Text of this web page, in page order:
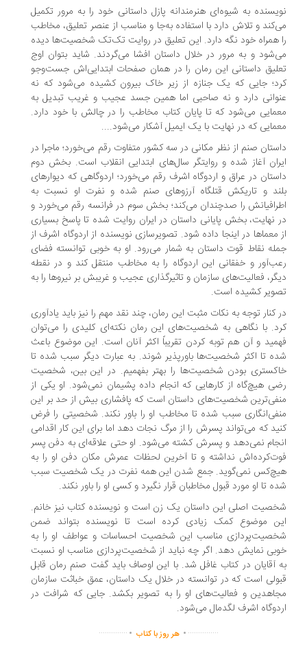
به شیوه‌ای هنرمندانه پازل داستانی خود را به مرور تکمیل
و تلاش دارد با استفاده به‌جا و مناسب از عنصر تعلیق، مخاطب
همراه خود نگه دارد. این تعلیق در روایت تک‌تک شخصیت‌ها دیده
و به مرور در خلال داستان افشا می‌گردند. شاید بتوان اوج
داستانی این رمان را در همان صفحات ابتدایی‌اش جست‌وجو
جایی که یک جنازه از زیر خاک بیرون کشیده می‌شود که نه
دارد و نه صاحبی اما همین جسد عجیب و غریب تبدیل به
می‌شود که تا پایان کتاب مخاطب را در چالش با خود دارد.
که در نهایت با یک ایمیل آشکار می‌شود....
صنم از نظر مکانی در سه کشور متفاوت رقم می‌خورد؛ ماجرا در
آغاز شده و روایتگر سال‌های ابتدایی انقلاب است. بخش دوم
در عراق و اردوگاه اشرف رقم می‌خورد؛ اردوگاهی که دیوارهای
و تاریکش قتلگاه آرزوهای صنم شده و نفرت او نسبت به
را صدچندان می‌کند؛ بخش سوم در فرانسه رقم می‌خورد و
نهایت، بخش پایانی داستان در ایران روایت شده تا پاسخ بسیاری
معماها در اینجا داده شود. تصویرسازی نویسنده از اردوگاه اشرف از
نقاط قوت داستان به شمار می‌رود. او به خوبی توانسته فضای
و خفقانی این اردوگاه را به مخاطب منتقل کند و در نقطه
فعالیت‌های سازمان و تاثیرگذاری عجیب و غریبش بر نیروها را به
کشیده است.
کنار توجه به نکات مثبت این رمان، چند نقد مهم را نیز باید یادآوری
با نگاهی به شخصیت‌های این رمان نکته‌ای کلیدی را می‌توان
و آن هم توبه کردن تقریباً اکثر آنان است. این موضوع باعث
تا اکثر شخصیت‌ها باورپذیر شوند. به عبارت دیگر سبب شده تا
بودن شخصیت‌ها را بهتر بفهمیم. در این بین، شخصیت
هیچ‌گاه از کارهایی که انجام داده پشیمان نمی‌شود. او یکی از
شخصیت‌های داستان است که پافشاری بیش از حد بر این
سبب شده تا مخاطب او را باور نکند. شخصیتی را فرض
که می‌تواند پسرش را از مرگ نجات دهد اما برای این کار اقدامی
نمی‌دهد و پسرش کشته می‌شود. او حتی علاقه‌ای به دفن پسر
نداشته و تا آخرین لحظات عمرش مکان دفن او را به
نمی‌گوید. جمع شدن این همه نفرت در یک شخصیت سبب
تا او مورد قبول مخاطبان قرار نگیرد و کسی او را باور نکند.
اصلی این داستان یک زن است و نویسنده کتاب نیز خانم.
موضوع کمک زیادی کرده است تا نویسنده بتواند ضمن
مناسب این شخصیت احساسات و عواطف او را به
نمایش دهد. اگر چه نباید از شخصیت‌پردازی مناسب او نسبت
آقایان در کتاب غافل شد. با این اوصاف باید گفت صنم رمان قابل
است که در توانسته در خلال یک داستان، عمق خباثت سازمان
و فعالیت‌های او را به تصویر بکشد. جایی که شرافت در
اشرف لگدمال می‌شود.
...............
. هر روز با کتاب .
..............